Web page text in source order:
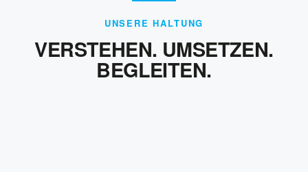
UNSERE HALTUNG
VERSTEHEN. UMSETZEN.
BEGLEITEN.